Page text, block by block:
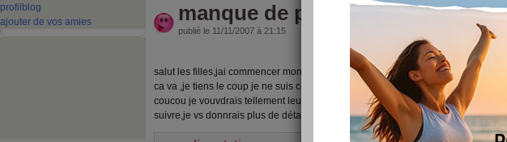
profil blog
ajouter de vos amies
manque de persévérence,
publié le 11/11/2007 à 21:15
salut les filles,jai commencer mon regime ,ce n'est pas la grande forme mais bon
ca va ,je tiens le coup je ne suis comme ischraf nou nadia ,je leurs passe un petit
coucou je vouvdrais tellement leurs resemblèr,je vais quand-meme continuer a le
suivre,je vs donnrais plus de détail la prochaine fois bisous ,mes amies